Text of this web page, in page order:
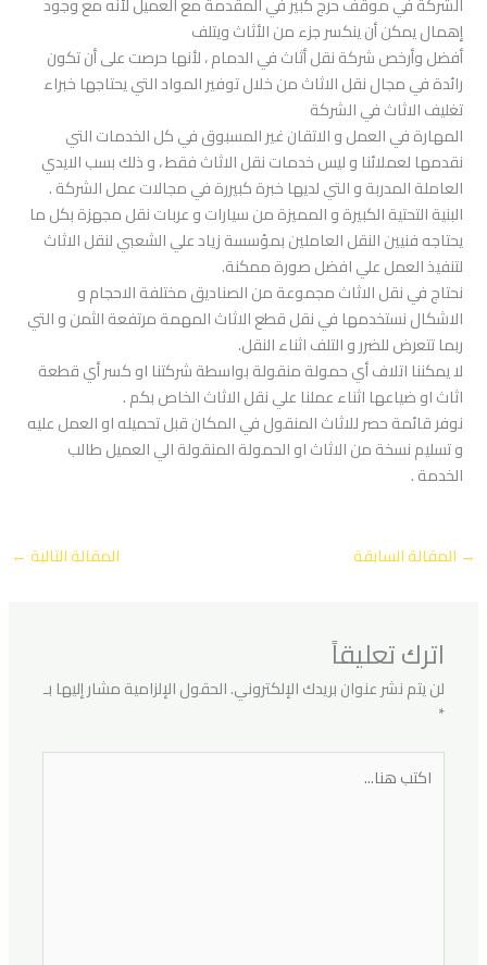
إهمال يمكن أن ينكسر جزء من الأثاث ويتلف
أفضل وأرخص شركة نقل أثاث في الدمام ، لأنها حرصت على أن تكون
رائدة في مجال نقل الاثاث من خلال توفير المواد التي يحتاجها خبراء
تغليف الاثاث في الشركة
المهارة في العمل و الاتقان غير المسبوق في كل الخدمات التي
نقدمها لعملائنا و ليس خدمات نقل الاثاث فقط ، و ذلك بسب الايدي
العاملة المدربة و التي لديها خبرة كبيررة في مجالات عمل الشركة .
البنية التحتية الكبيرة و المميزة من سيارات و عربات نقل مجهزة بكل ما
يحتاجه فنيين النقل العاملين بمؤسسة زياد علي الشعبي لنقل الاثاث
لتنفيذ العمل علي افضل صورة ممكنة.
نحتاج في نقل الاثاث مجموعة من الصناديق مختلفة الاحجام و
الاشكال نستخدمها في نقل قطع الاثاث المهمة مرتفعة الثمن و التي
ربما تتعرض للضرر و التلف اثناء النقل.
لا يمكننا اتلاف أي حمولة منقولة بواسطة شركتنا او كسر أي قطعة
اثاث او ضياعها اثناء عملنا علي نقل الاثاث الخاص بكم .
نوفر قائمة حصر للاثاث المنقول في المكان قبل تحميله او العمل عليه
و تسليم نسخة من الاثاث او الحمولة المنقولة الي العميل طالب
الخدمة .
→ المقالة السابقة المقالة التالية ←
اترك تعليقاً
لن يتم نشر عنوان بريدك الإلكتروني.الحقول الإلزامية مشار إليها بـ
*
هنا...